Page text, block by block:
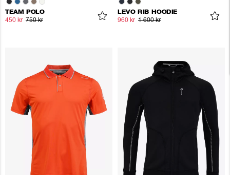
TEAM POLO
450 kr 750 kr
LEVO RIB HOODIE
960 kr 1 600 kr